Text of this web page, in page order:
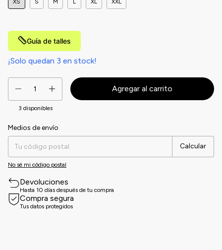
XS S M L XL XXL
Guía de talles
¡Solo quedan 3 en stock!
3 disponibles
Entregas para el CP:
Medios de envío
Calcular
No sé mi código postal
Devoluciones
Hasta 10 días después de tu compra
Compra segura
Tus datos protegidos